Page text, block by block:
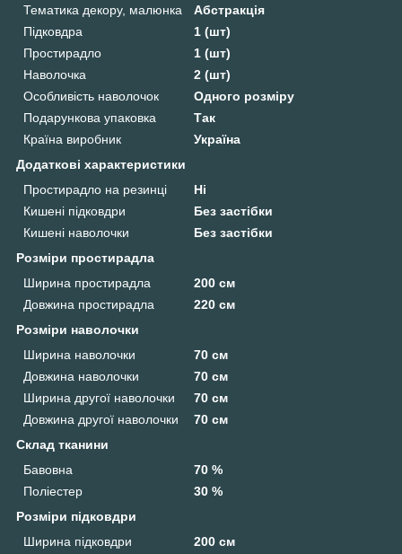
Тематика декору, малюнка
Абстракція
Підковдра
1 (шт)
Простирадло
1 (шт)
Наволочка
2 (шт)
Особливість наволочок
Одного розміру
Подарункова упаковка
Так
Країна виробник
Україна
Додаткові характеристики
Простирадло на резинці
Ні
Кишені підковдри
Без застібки
Кишені наволочки
Без застібки
Розміри простирадла
Ширина простирадла
200 см
Довжина простирадла
220 см
Розміри наволочки
Ширина наволочки
70 см
Довжина наволочки
70 см
Ширина другої наволочки
70 см
Довжина другої наволочки
70 см
Склад тканини
Бавовна
70 %
Поліестер
30 %
Розміри підковдри
Ширина підковдри
200 см